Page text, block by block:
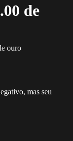
de
ouro
mas seu